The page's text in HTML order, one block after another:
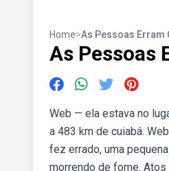
Home>As Pessoas Erram
As Pessoas
Web — ela estava no
a 483 km de cuiabá.
fez errado, uma
morrendo de fome.